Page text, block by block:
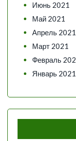
Июнь 2021
Май 2021
Апрель 2021
Март 2021
Февраль
Январь 2021